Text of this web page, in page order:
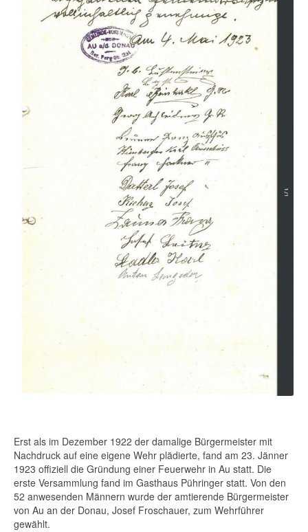
Erst als im Dezember 1922 der damalige Bürgermeister mit
Nachdruck auf eine eigene Wehr plädierte, fand am 23. Jänner
1923 offiziell die Gründung einer Feuerwehr in Au statt. Die
erste Versammlung fand im Gasthaus Pühringer statt. Von den
52 anwesenden Männern wurde der amtierende Bürgermeister
von Au an der Donau, Josef Froschauer, zum Wehrführer
gewählt.